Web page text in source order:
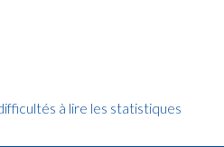
à lire les statistiques